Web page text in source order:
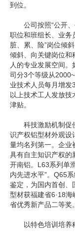
到位。
公司按照“公开、
职位和班组长、业务
脏、累、险”岗位倾
倾斜、向关键岗位和
人的专业发展空间
司分3个等级从
业技术人员每月增发
以上技术工人发放
津贴。
科技激励机制促使
识产权铝型材外观设
量均名列第一。企业
具有自主知识产权的
开南铝。L63系列单
内先进水平”。Q65
鉴定，为国内首创、
型材获福建省6·18
省优秀新产品二等奖。
以特色培训培养